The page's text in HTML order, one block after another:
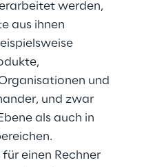
werden,
aus ihnen
und
und zwar
als auch in
einen Rechner